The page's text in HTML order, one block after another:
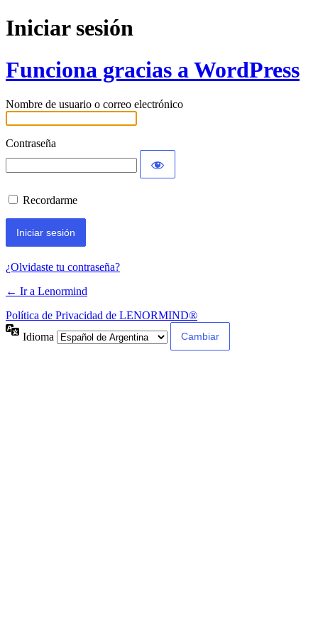
Iniciar sesión
Funciona gracias a WordPress
Nombre de usuario o correo electrónico
Contraseña
Recordarme
¿Olvidaste tu contraseña?
← Ir a Lenormind
Política de Privacidad de LENORMIND®
Idioma